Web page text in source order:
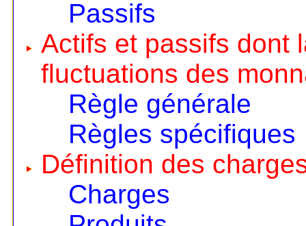
Passifs
Actifs et passifs dont
fluctuations des
Règle générale
Règles spécifiques
Définition des
Charges